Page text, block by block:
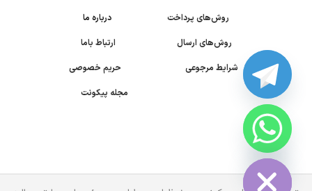
روش‌های پرداخت درباره ما
روش‌های ارسال
ارتباط باما
شرایط مرجوعی
حریم خصوصی
مجله پیکونت
HIDE
CHATY